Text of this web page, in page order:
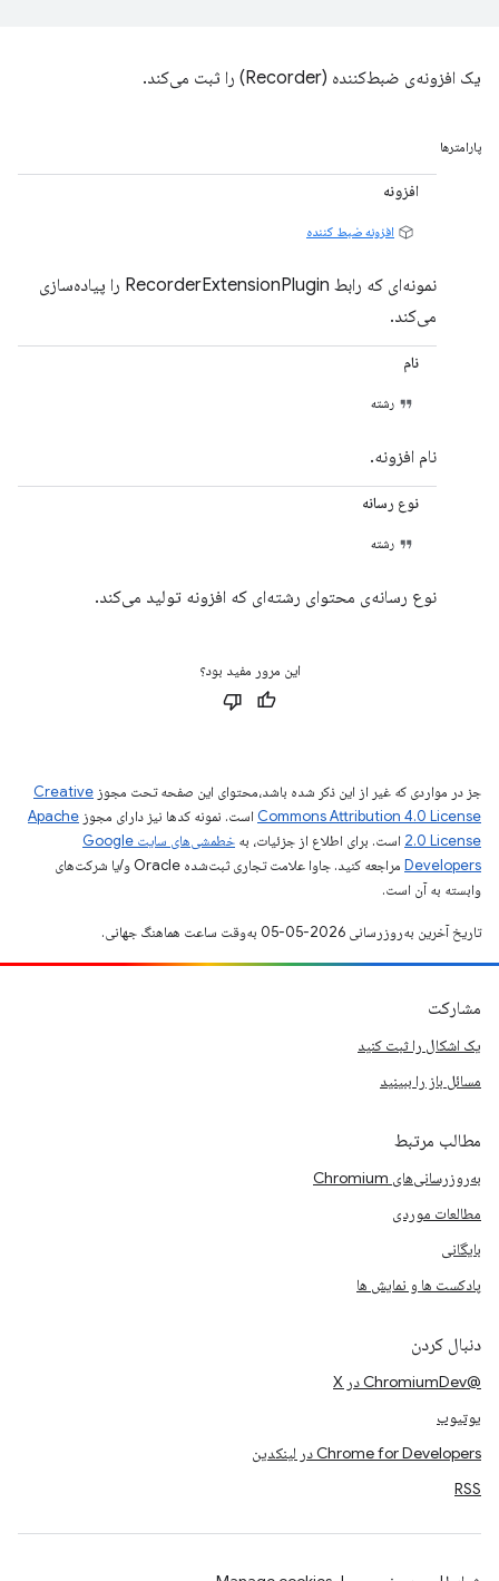
یک افزونه‌ی ضبط‌کننده (Recorder) را ثبت می‌کند.
پارامترها
افزونه
افزونه ضبط کننده
نمونه‌ای که رابط RecorderExtensionPlugin را پیاده‌سازی
می‌کند.
نام
رشته
نام افزونه.
نوع رسانه
رشته
نوع رسانه‌ی محتوای رشته‌ای که افزونه تولید می‌کند.
این مرور مفید بود؟
جز در مواردی که غیر از این ذکر شده باشد،‌محتوای این صفحه تحت مجوز Creative
Commons Attribution 4.0 License است. نمونه کدها نیز دارای مجوز Apache
2.0 License است. برای اطلاع از جزئیات، به
خطمشی‌های سایت Google
Developers‏
مراجعه کنید. جاوا علامت تجاری ثبت‌شده Oracle و/یا شرکت‌های
وابسته به آن است.
تاریخ آخرین به‌روزرسانی 2026-05-05 به‌وقت ساعت هماهنگ جهانی.
مشارکت
یک اشکال را ثبت کنید
مسائل باز را ببینید
مطالب مرتبط
به‌روزرسانی‌های Chromium
مطالعات موردی
بایگانی
پادکست ها و نمایش ها
دنبال کردن
@ChromiumDev در X
یوتیوب
Chrome for Developers در لینکدین
RSS